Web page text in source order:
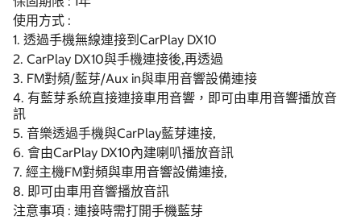
使用方式 :
1. 透過手機無線連接到CarPlay DX10
2. CarPlay DX10與手機連接後,再透過
3. FM對頻/藍芽/Aux in與車用音響設備連接
4. 有藍芽系統直接連接車用音響，即可由車用音響播放音
訊
5. 音樂透過手機與CarPlay藍芽連接,
6. 會由CarPlay DX10內建喇叭播放音訊
7. 經主機FM對頻與車用音響設備連接,
8. 即可由車用音響播放音訊
注意事項 : 連接時需打開手機藍芽